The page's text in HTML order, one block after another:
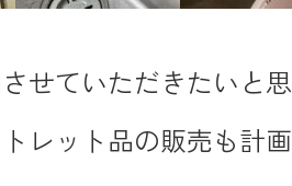
せていただきたいと
レット品の販売も計